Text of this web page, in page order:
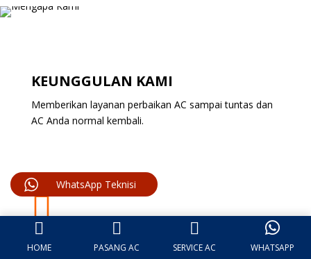
KEUNGGULAN KAMI
Memberikan layanan perbaikan AC sampai tuntas dan
AC Anda normal kembali.

100% TENANG
HOME PASANG AC SERVICE AC WHATSAPP
WhatsApp Teknisi